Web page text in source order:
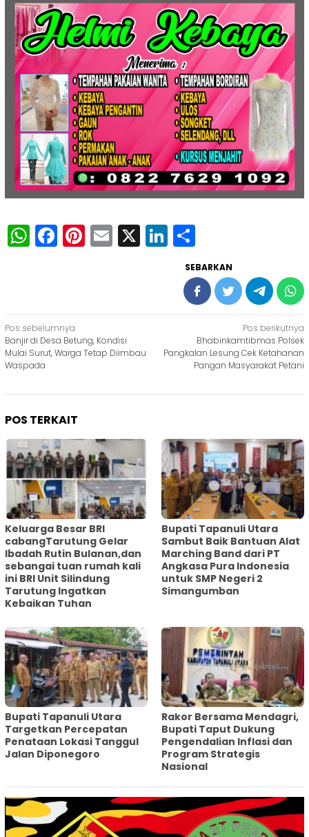
WhatsApp
Facebook
Pinterest
Email
X LinkedIn
SEBARKAN
Navigasi
pos
Pos sebelumnya
Banjir di Desa Betung, Kondisi
Mulai Surut, Warga Tetap Diimbau
Waspada
Pos berikutnya
Bhabinkamtibmas Polsek
Pangkalan Lesung Cek Ketahanan
Pangan Masyarakat Petani
POS TERKAIT
Keluarga Besar BRI
cabangTarutung Gelar
Ibadah Rutin Bulanan,dan
sebangai tuan rumah kali
ini BRI Unit Silindung
Tarutung Ingatkan
Kebaikan Tuhan
Bupati Tapanuli Utara
Sambut Baik Bantuan Alat
Marching Band dari PT
Angkasa Pura Indonesia
untuk SMP Negeri 2
Simangumban
‎Bupati Tapanuli Utara
Targetkan Percepatan
Penataan Lokasi Tanggul
Jalan Diponegoro
Rakor Bersama Mendagri,
Bupati Taput Dukung
Pengendalian Inflasi dan
Program Strategis
Nasional‎